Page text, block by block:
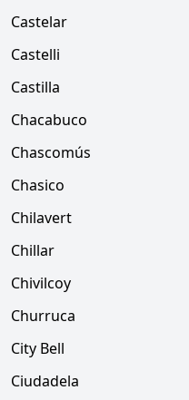
Castelar
Castelli
Castilla
Chacabuco
Chascomús
Chasico
Chilavert
Chillar
Chivilcoy
Churruca
City Bell
Ciudadela